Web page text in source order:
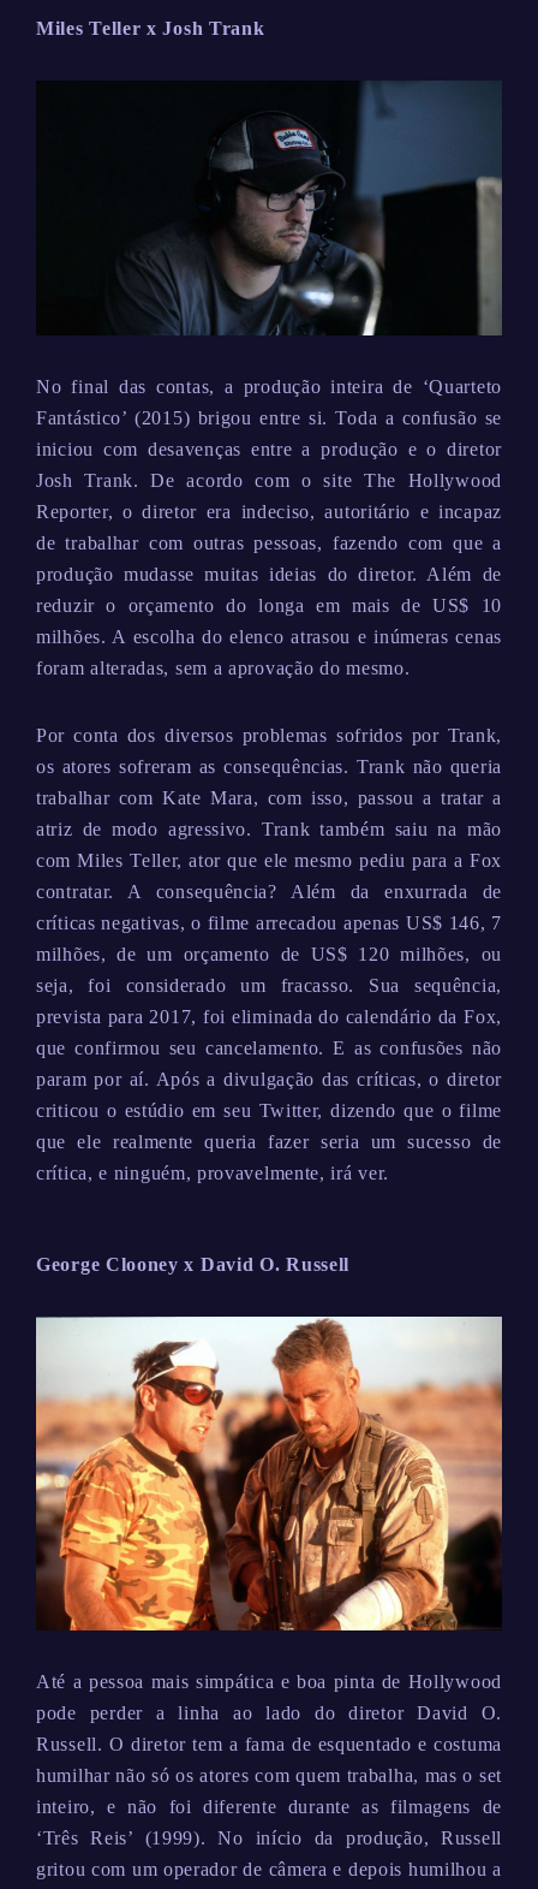
Miles Teller x Josh Trank
No final das contas, a produção inteira de ‘Quarteto
Fantástico’ (2015) brigou entre si. Toda a confusão se
iniciou com desavenças entre a produção e o diretor
Josh Trank. De acordo com o site The Hollywood
Reporter, o diretor era indeciso, autoritário e incapaz
de trabalhar com outras pessoas, fazendo com que a
produção mudasse muitas ideias do diretor. Além de
reduzir o orçamento do longa em mais de US$ 10
milhões. A escolha do elenco atrasou e inúmeras cenas
foram alteradas, sem a aprovação do mesmo.
Por conta dos diversos problemas sofridos por Trank,
os atores sofreram as consequências. Trank não queria
trabalhar com Kate Mara, com isso, passou a tratar a
atriz de modo agressivo. Trank também saiu na mão
com Miles Teller, ator que ele mesmo pediu para a Fox
contratar. A consequência? Além da enxurrada de
críticas negativas, o filme arrecadou apenas US$ 146, 7
milhões, de um orçamento de US$ 120 milhões, ou
seja, foi considerado um fracasso. Sua sequência,
prevista para 2017, foi eliminada do calendário da Fox,
que confirmou seu cancelamento. E as confusões não
param por aí. Após a divulgação das críticas, o diretor
criticou o estúdio em seu Twitter, dizendo que o filme
que ele realmente queria fazer seria um sucesso de
crítica, e ninguém, provavelmente, irá ver.
George Clooney x David O. Russell
Até a pessoa mais simpática e boa pinta de Hollywood
pode perder a linha ao lado do diretor David O.
Russell. O diretor tem a fama de esquentado e costuma
humilhar não só os atores com quem trabalha, mas o set
inteiro, e não foi diferente durante as filmagens de
‘Três Reis’ (1999). No início da produção, Russell
gritou com um operador de câmera e depois humilhou a